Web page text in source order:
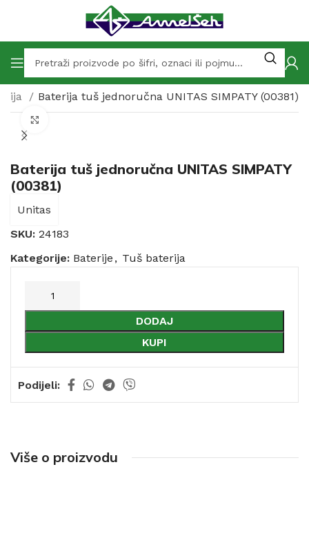
Baterija tuš jednoručna UNITAS SIMPATY (00381)
Baterija tuš jednoručna UNITAS SIMPATY
(00381)
Unitas
SKU: 24183
Kategorije: Baterije , Tuš baterija
DODAJ
KUPI
Podijeli:
Više o proizvodu